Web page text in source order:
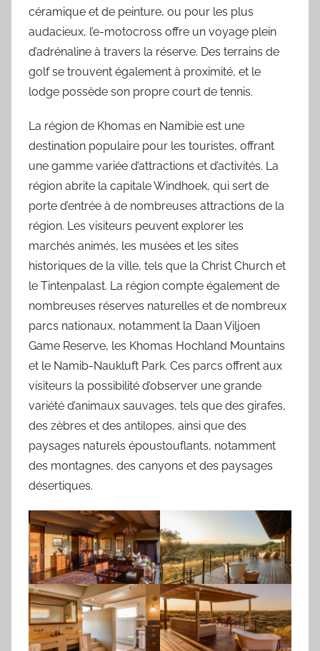
céramique et de peinture, ou pour les plus
audacieux, l’e-motocross offre un voyage plein
d’adrénaline à travers la réserve. Des terrains de
golf se trouvent également à proximité, et le
lodge possède son propre court de tennis.
La région de Khomas en Namibie est une
destination populaire pour les touristes, offrant
une gamme variée d’attractions et d’activités. La
région abrite la capitale Windhoek, qui sert de
porte d’entrée à de nombreuses attractions de la
région. Les visiteurs peuvent explorer les
marchés animés, les musées et les sites
historiques de la ville, tels que la Christ Church et
le Tintenpalast. La région compte également de
nombreuses réserves naturelles et de nombreux
parcs nationaux, notamment la Daan Viljoen
Game Reserve, les Khomas Hochland Mountains
et le Namib-Naukluft Park. Ces parcs offrent aux
visiteurs la possibilité d’observer une grande
variété d’animaux sauvages, tels que des girafes,
des zèbres et des antilopes, ainsi que des
paysages naturels époustouflants, notamment
des montagnes, des canyons et des paysages
désertiques.